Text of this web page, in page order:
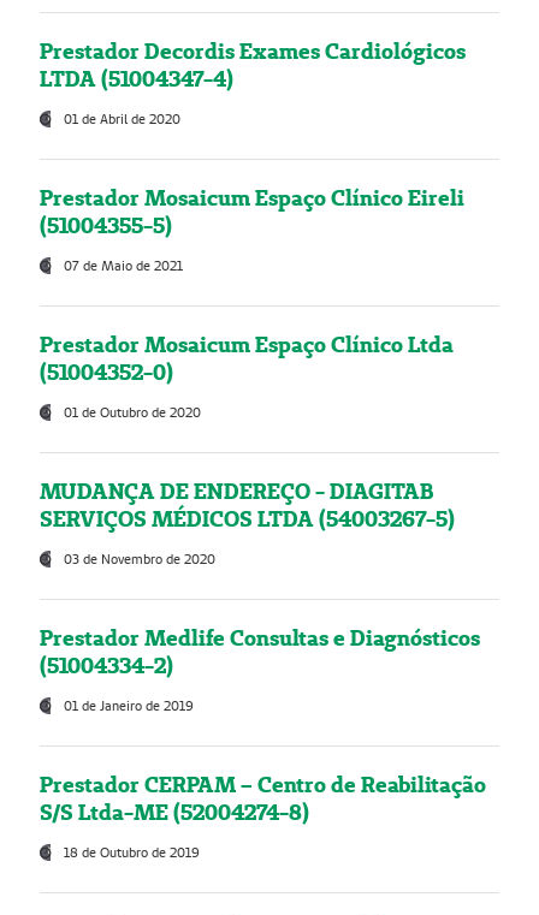
Prestador Decordis Exames Cardiológicos
LTDA (51004347-4)
01 de Abril de 2020
Prestador Mosaicum Espaço Clínico Eireli
(51004355-5)
07 de Maio de 2021
Prestador Mosaicum Espaço Clínico Ltda
(51004352-0)
01 de Outubro de 2020
MUDANÇA DE ENDEREÇO - DIAGITAB
SERVIÇOS MÉDICOS LTDA (54003267-5)
03 de Novembro de 2020
Prestador Medlife Consultas e Diagnósticos
(51004334-2)
01 de Janeiro de 2019
Prestador CERPAM – Centro de Reabilitação
S/S Ltda-ME (52004274-8)
18 de Outubro de 2019